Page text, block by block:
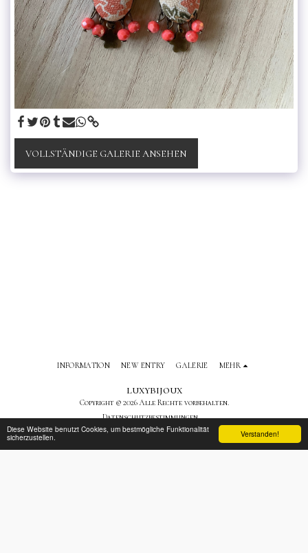
Verstanden!
Diese Website benutzt Cookies, um bestmögliche Funktionalität
sicherzustellen.
VOLLSTÄNDIGE GALERIE ANSEHEN
luxybijoux
Copyright © 2026 Alle Rechte vorbehalten.
Datenschutzbestimmungen
INFORMATION NEW ENTRY GALERIE MEHR